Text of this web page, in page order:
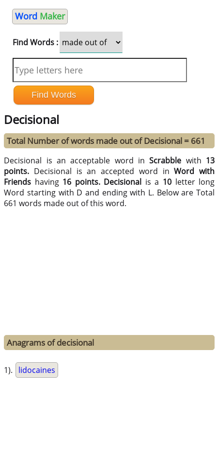
Word Maker
Find Words :
Decisional
Total Number of words made out of Decisional = 661
Decisional is an acceptable word inScrabble with 13
points. Decisional is an accepted word inWord with
Friends having 16 points. Decisional is a 10letter long
Word starting with D and ending with L. Below are Total
661 words made out of this word.
Anagrams of decisional
1). lidocaines